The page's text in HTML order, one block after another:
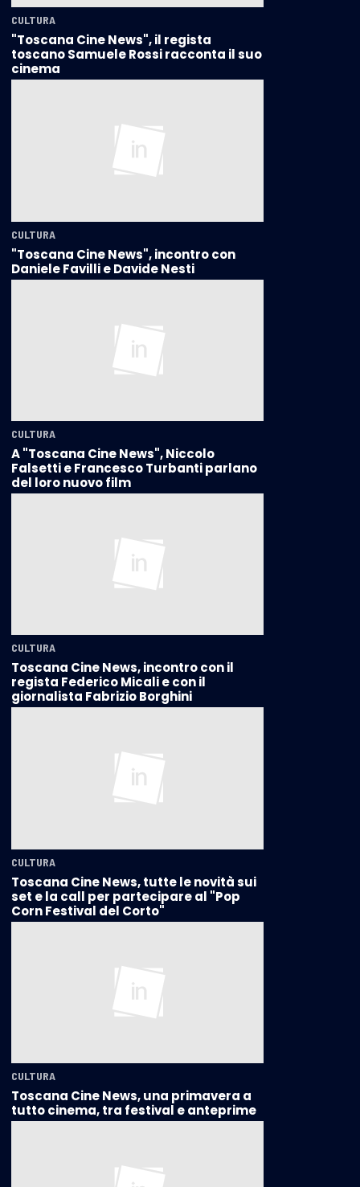
CULTURA
"Toscana Cine News", il regista
toscano Samuele Rossi racconta il suo
cinema
CULTURA
"Toscana Cine News", incontro con
Daniele Favilli e Davide Nesti
CULTURA
A "Toscana Cine News", Niccolo
Falsetti e Francesco Turbanti parlano
del loro nuovo film
CULTURA
Toscana Cine News, incontro con il
regista Federico Micali e con il
giornalista Fabrizio Borghini
CULTURA
Toscana Cine News, tutte le novità sui
set e la call per partecipare al "Pop
Corn Festival del Corto"
CULTURA
Toscana Cine News, una primavera a
tutto cinema, tra festival e anteprime